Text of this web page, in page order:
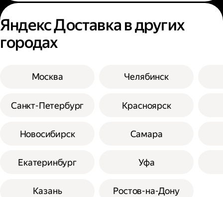
Яндекс Доставка в других
городах
Москва
Санкт-Петербург
Новосибирск
Екатеринбург
Казань
Челябинск
Красноярск
Самара
Уфа
Ростов-на-Дону